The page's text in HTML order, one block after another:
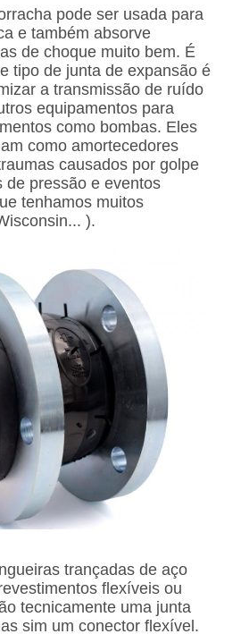
pode ser usada para
e também absorve
de choque muito bem. É
tipo de junta de expansão é
a transmissão de ruído
equipamentos para
como bombas. Eles
como amortecedores
causados por golpe
de pressão e eventos
tenhamos muitos
).
trançadas de aço
flexíveis ou
tecnicamente uma junta
sim um conector flexível.